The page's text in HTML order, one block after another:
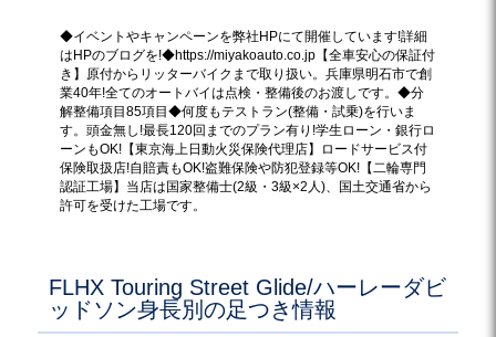
◆イベントやキャンペーンを弊社HPにて開催しています!詳細
はHPのブログを!◆https://miyakoauto.co.jp【全車安心の保証付
き】原付からリッターバイクまで取り扱い。兵庫県明石市で創
業40年!全てのオートバイは点検・整備後のお渡しです。◆分
解整備項目85項目◆何度もテストラン(整備・試乗)を行いま
す。頭金無し!最長120回までのプラン有り!学生ローン・銀行ロ
ーンもOK!【東京海上日動火災保険代理店】ロードサービス付
保険取扱店!自賠責もOK!盗難保険や防犯登録等OK!【二輪専門
認証工場】当店は国家整備士(2級・3級×2人)、国土交通省から
許可を受けた工場です。
FLHX Touring Street Glide/ハーレーダビ
ッドソン身長別の足つき情報